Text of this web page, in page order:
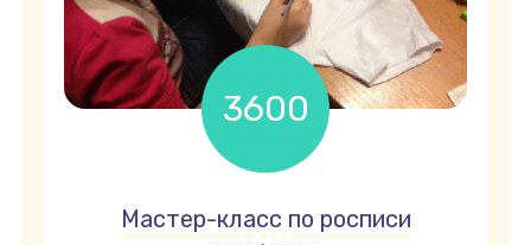
3600
Мастер-класс по росписи